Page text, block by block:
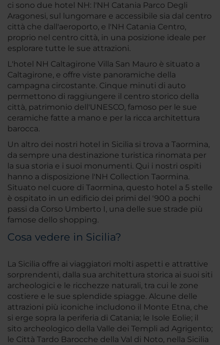
ci sono due hotel NH: l'NH Catania Parco Degli
Aragonesi, sul lungomare e accessibile sia dal centro
città che dall'aeroporto, e l'NH Catania Centro,
proprio nel centro città, in una posizione ideale per
esplorare tutte le sue attrazioni.
L'hotel NH Caltagirone Villa San Mauro è situato a
Caltagirone, e offre viste panoramiche della
campagna circostante. Cinque minuti di auto
permettono di raggiungere il centro storico della
città, patrimonio dell'UNESCO, famoso per le sue
ceramiche fatte a mano e per la ricca architettura
barocca.
Un altro dei nostri hotel in Sicilia si trova a Taormina,
da sempre una destinazione turistica rinomata per
la sua storia e i suoi monumenti. Qui i nostri ospiti
hanno a disposizione l'NH Collection Taormina.
Situato nel cuore di Taormina, questo hotel a 5 stelle
è ospitato in un edificio dei primi del '900 a pochi
passi da Corso Umberto I, una delle sue strade più
famose dello shopping.
Cosa vedere in Sicilia?
La Sicilia offre ai viaggiatori molti aspetti e attrattive
sorprendenti, dalla sua architettura storica ai suoi siti
archeologici e le ricchezze naturali, tra cui le zone
costiere e le sue splendide spiagge. Alcune delle
attrazioni più iconiche includono il Monte Etna, che
si erge sopra la periferia di Catania; le Isole Eolie; il
sito archeologico della Valle dei Templi ad Agrigento;
le Città Tardo Barocche della Val di Noto, nella Sicilia